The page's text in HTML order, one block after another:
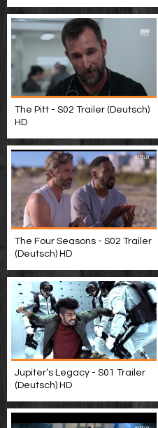
The Pitt - S02 Trailer (Deutsch)
HD
The Four Seasons - S02 Trailer
(Deutsch) HD
Jupiter’s Legacy - S01 Trailer
(Deutsch) HD